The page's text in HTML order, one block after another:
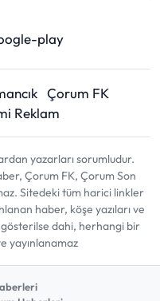
Çorum FK
Reklam
yazarları sorumludur.
Çorum FK, Çorum Son
Sitedeki tüm harici linkler
haber, köşe yazıları ve
gösterilse dahi, herhangi bir
yayınlanamaz